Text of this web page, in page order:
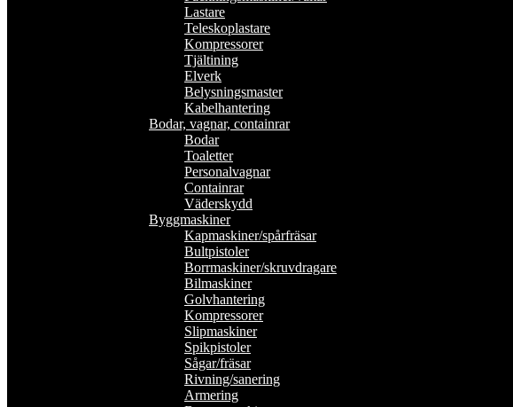
Lastare
Teleskoplastare
Kompressorer
Tjältining
Elverk
Belysningsmaster
Kabelhantering
Bodar, vagnar, containrar
Bodar
Toaletter
Personalvagnar
Containrar
Väderskydd
Byggmaskiner
Kapmaskiner/spårfräsar
Bultpistoler
Borrmaskiner/skruvdragare
Bilmaskiner
Golvhantering
Kompressorer
Slipmaskiner
Spikpistoler
Sågar/fräsar
Rivning/sanering
Armering